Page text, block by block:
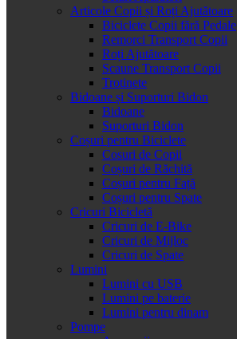
Articole Copii și Roți Ajutătoare
Biciclete Copii fără Pedale
Remorci Transport Copii
Roți Ajutătoare
Scaune Transport Copii
Trotinete
Bidoane și Suporturi Bidon
Bidoane
Suporturi Bidon
Coșuri pentru Biciclete
Cosuri de Copii
Coșuri de Răchită
Coșuri pentru Față
Coșuri pentru Spate
Cricuri Bicicletă
Cricuri de E-Bike
Cricuri de Mijloc
Cricuri de Spate
Lumini
Lumini cu USB
Lumini pe baterie
Lumini pentru dinam
Pompe